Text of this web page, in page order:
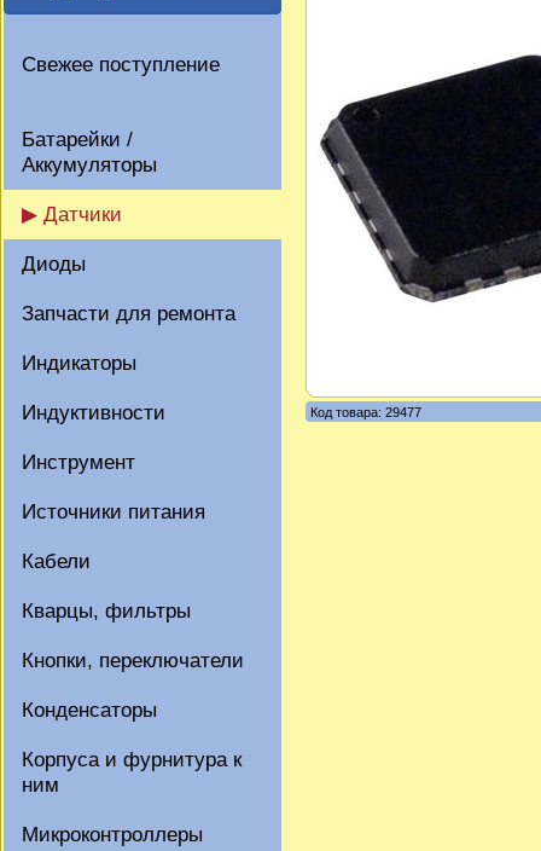
Свежее поступление
Батарейки /
Аккумуляторы
▶ Датчики
Диоды
Запчасти для ремонта
Индикаторы
Индуктивности
Инструмент
Источники питания
Кабели
Кварцы, фильтры
Кнопки, переключатели
Конденсаторы
Корпуса и фурнитура к
ним
Микроконтроллеры
Код товара: 29477